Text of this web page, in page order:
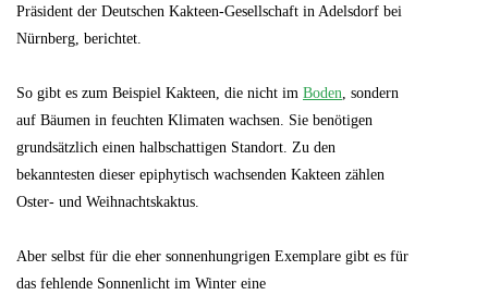
Präsident der Deutschen Kakteen-Gesellschaft in Adelsdorf bei
Nürnberg, berichtet.
So gibt es zum Beispiel Kakteen, die nicht im Boden, sondern
auf Bäumen in feuchten Klimaten wachsen. Sie benötigen
grundsätzlich einen halbschattigen Standort. Zu den
bekanntesten dieser epiphytisch wachsenden Kakteen zählen
Oster- und Weihnachtskaktus.
Aber selbst für die eher sonnenhungrigen Exemplare gibt es für
das fehlende Sonnenlicht im Winter eine